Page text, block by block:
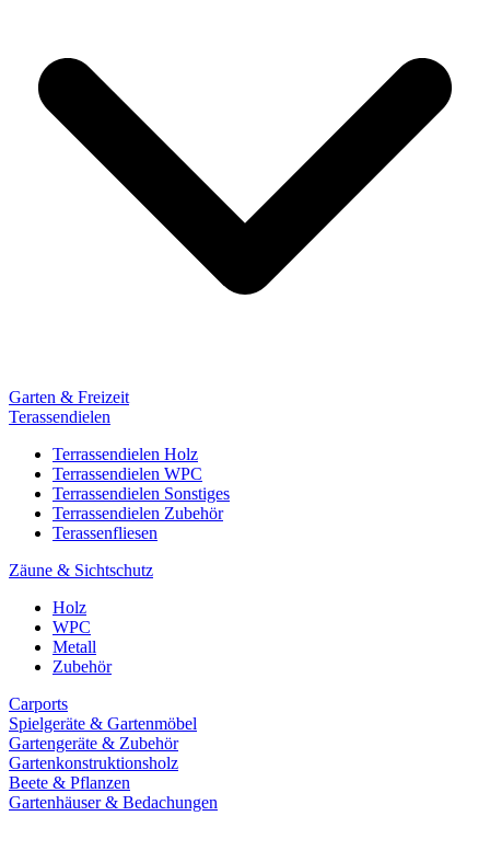
Garten & Freizeit
Terassendielen
Terrassendielen Holz
Terrassendielen WPC
Terrassendielen Sonstiges
Terrassendielen Zubehör
Terassenfliesen
Zäune & Sichtschutz
Holz
WPC
Metall
Zubehör
Carports
Spielgeräte & Gartenmöbel
Gartengeräte & Zubehör
Gartenkonstruktionsholz
Beete & Pflanzen
Gartenhäuser & Bedachungen